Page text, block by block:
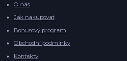
O nás
Jak nakupovat
Bonusový program
Obchodní podmínky
Kontakty